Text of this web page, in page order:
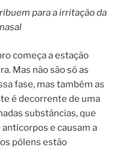
para a irritação da
começa a estação
. Mas não são só as
fase, mas também as
é decorrente de uma
substâncias, que
e causam a
pólens estão